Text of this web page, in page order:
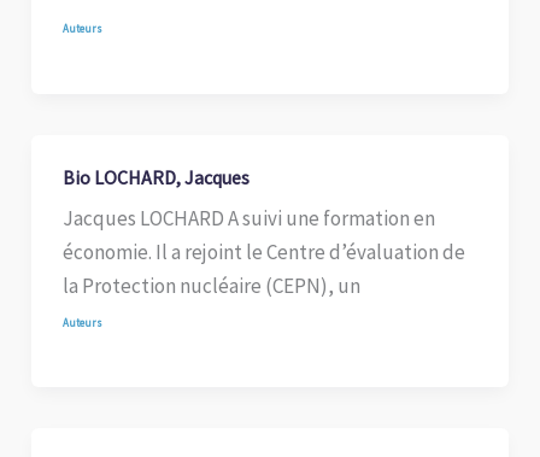
Auteurs
Bio LOCHARD, Jacques
Jacques LOCHARD A suivi une formation en
économie. Il a rejoint le Centre d’évaluation de
la Protection nucléaire (CEPN), un
Auteurs